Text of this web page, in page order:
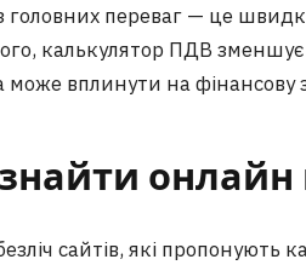
головних переваг — це
калькулятор ПДВ
вплинути на фінансову
сайтів, які